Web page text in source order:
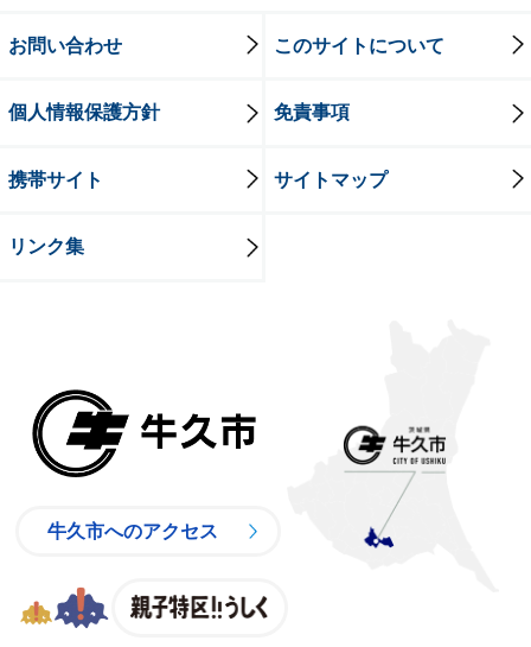
お問い合わせ このサイトについて
個人情報保護方針 免責事項
携帯サイト サイトマップ
リンク集
牛久市へのアクセス